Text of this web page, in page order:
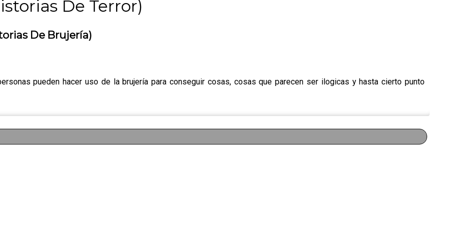
De Terror)
De Brujería)
pueden hacer uso de la brujería para conseguir cosas, cosas que parecen ser ilogicas y hasta cierto punto